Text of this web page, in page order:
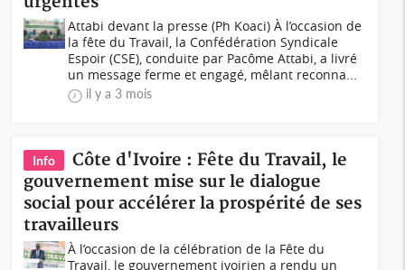
Attabi devant la presse (Ph Koaci) À l’occasion de
la fête du Travail, la Confédération Syndicale
Espoir (CSE), conduite par Pacôme Attabi, a livré
un message ferme et engagé, mêlant reconna...
il y a 3 mois
Info
Côte d'Ivoire : Fête du Travail, le
gouvernement mise sur le dialogue
social pour accélérer la prospérité de ses
travailleurs
À l’occasion de la célébration de la Fête du
Travail, le gouvernement ivoirien a rendu un